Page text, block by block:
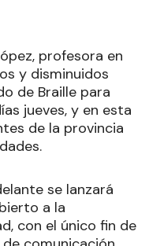
profesora en
y disminuidos
de Braille para
jueves, y en esta
de la provincia
se lanzará
a la
con el único fin de